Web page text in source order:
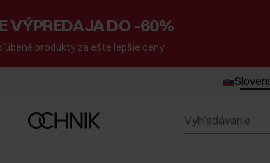
VÝPREDAJA DO -60%
produkty za ešte lepšie ceny